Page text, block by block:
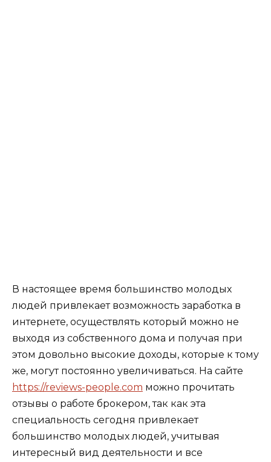
В настоящее время большинство молодых
людей привлекает возможность заработка в
интернете, осуществлять который можно не
выходя из собственного дома и получая при
этом довольно высокие доходы, которые к тому
же, могут постоянно увеличиваться. На сайте
https://reviews-people.com можно прочитать
отзывы о работе брокером, так как эта
специальность сегодня привлекает
большинство молодых людей, учитывая
интересный вид деятельности и все